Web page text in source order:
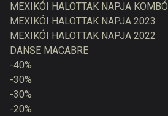
MEXIKÓI HALOTTAK NAPJA KOMBÓ
MEXIKÓI HALOTTAK NAPJA 2023
MEXIKÓI HALOTTAK NAPJA 2022
DANSE MACABRE
-40%
-30%
-30%
-20%